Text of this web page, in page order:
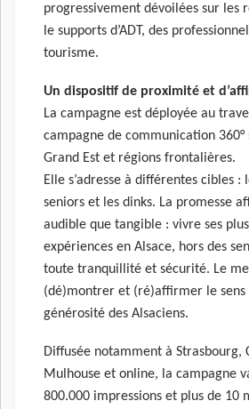
progressivement dévoilées sur les
le supports d’ADT, des
tourisme.
Un dispositif de proximité et
La campagne est déployée au
campagne de communication
Grand Est et régions frontalières.
Elle s’adresse à différentes cibles :
seniors et les dinks. La promesse
audible que tangible : vivre ses
expériences en Alsace, hors des
toute tranquillité et sécurité. Le
(dé)montrer et (ré)affirmer le sens
générosité des Alsaciens.
Diffusée notamment à Strasbourg,
Mulhouse et online, la campagne
800.000 impressions et plus de 10